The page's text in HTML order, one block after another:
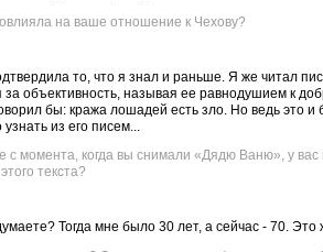
на ваше отношение к Чехову?
то, что я знал и раньше. Я же читал
объективность, называя ее равнодушием к
бы: кража лошадей есть зло. Но ведь это
из его писем...
с момента, когда вы снимали «Дядю Ваню», у
текста?
Тогда мне было 30 лет, а сейчас - 70. Это